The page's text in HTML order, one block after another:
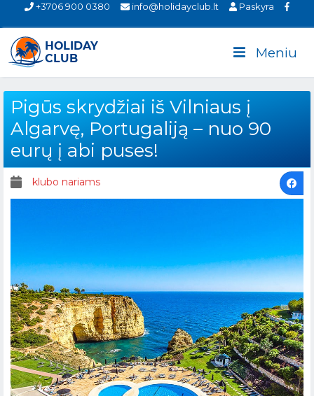
+3706 900 0380 info@holidayclub.lt Paskyra
Meniu
Pigūs skrydžiai iš Vilniaus į
Algarvę, Portugaliją – nuo 90
eurų į abi puses!
klubo nariams